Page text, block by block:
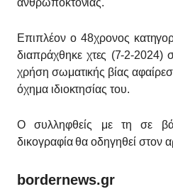
ανθρωποκτονίας.
Επιπλέον ο 48χρονος
διαπράχθηκε χτες (7-2-2024)
χρήση σωματικής βίας
όχημα ιδιοκτησίας του.
Ο συλληφθείς με τη σε
δικογραφία θα οδηγηθεί στον
bordernews.gr